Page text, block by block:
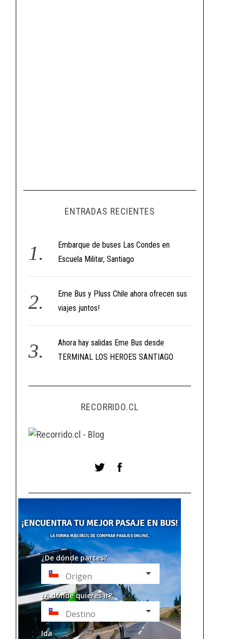
ENTRADAS RECIENTES
Embarque de buses Las Condes en
Escuela Militar, Santiago
Eme Bus y Pluss Chile ahora ofrecen sus
viajes juntos!
Ahora hay salidas Eme Bus desde
TERMINAL LOS HEROES SANTIAGO
RECORRIDO.CL